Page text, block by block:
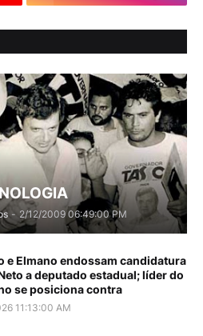
- 2/12/2009 06:49:00 PM
e Elmano endossam candidatura
a deputado estadual; líder do
se posiciona contra
11:13:00 AM